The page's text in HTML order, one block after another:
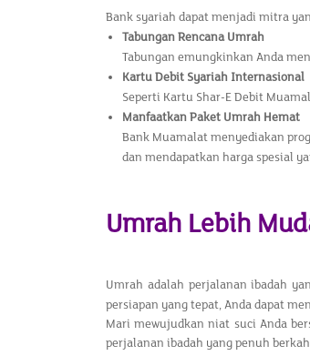
Bank syariah dapat menjadi mitra
Tabungan Rencana Umrah
Tabungan emungkinkan Anda
Kartu Debit Syariah Internasional
Seperti Kartu Shar-E Debit
Manfaatkan Paket Umrah Hemat
Bank Muamalat menyediakan
dan mendapatkan harga spesial
Umrah Lebih
Umrah adalah perjalanan ibadah
persiapan yang tepat, Anda dapat
Mari mewujudkan niat suci Anda
perjalanan ibadah yang penuh